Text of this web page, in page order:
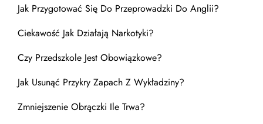
Jak Przygotować Się Do Przeprowadzki Do Anglii?
Ciekawość Jak Działają Narkotyki?
Czy Przedszkole Jest Obowiązkowe?
Jak Usunąć Przykry Zapach Z Wykładziny?
Zmniejszenie Obrączki Ile Trwa?